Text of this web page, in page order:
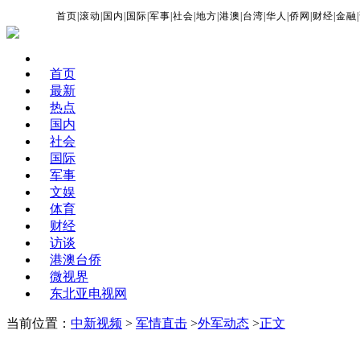
首页 |滚动 国内 国际 |军事 |社会 |地方 |港澳 台湾 |华人 |侨网 财经 |金融 |
首页
最新
热点
国内
社会
国际
军事
文娱
体育
财经
访谈
港澳台侨
微视界
东北亚电视网
当前位置： 中新视频 > 军情直击 >外军动态 >正文